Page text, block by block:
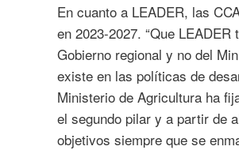
En cuanto a LEADER, las
en 2023-2027. “Que
Gobierno regional y no del
existe en las políticas de
Ministerio de Agricultura ha
el segundo pilar y a partir de
objetivos siempre que se